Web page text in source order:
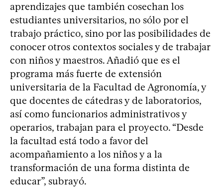
aprendizajes que también cosechan los
estudiantes universitarios, no sólo por el
trabajo práctico, sino por las posibilidades de
conocer otros contextos sociales y de trabajar
con niños y maestros. Añadió que es el
programa más fuerte de extensión
universitaria de la Facultad de Agronomía, y
que docentes de cátedras y de laboratorios,
así como funcionarios administrativos y
operarios, trabajan para el proyecto. “Desde
la facultad está todo a favor del
acompañamiento a los niños y a la
transformación de una forma distinta de
educar”, subrayó.